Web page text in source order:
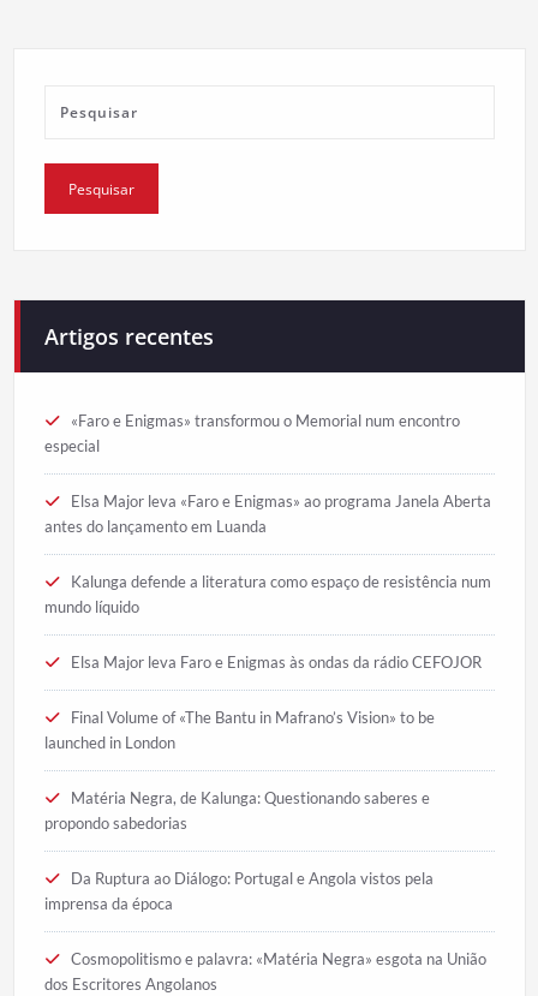
Artigos recentes
«Faro e Enigmas» transformou o Memorial num encontro
especial
Elsa Major leva «Faro e Enigmas» ao programa Janela Aberta
antes do lançamento em Luanda
Kalunga defende a literatura como espaço de resistência num
mundo líquido
Elsa Major leva Faro e Enigmas às ondas da rádio CEFOJOR
Final Volume of «The Bantu in Mafrano’s Vision» to be
launched in London
Matéria Negra, de Kalunga: Questionando saberes e
propondo sabedorias
Da Ruptura ao Diálogo: Portugal e Angola vistos pela
imprensa da época
Cosmopolitismo e palavra: «Matéria Negra» esgota na União
dos Escritores Angolanos